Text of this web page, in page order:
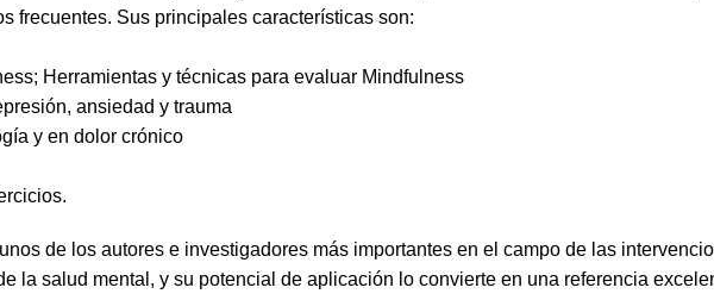
frecuentes. Sus principales características son:
Herramientas y técnicas para evaluar Mindfulness
ansiedad y trauma
y en dolor crónico
de los autores e investigadores más importantes en el campo de las
la salud mental, y su potencial de aplicación lo convierte en una referencia